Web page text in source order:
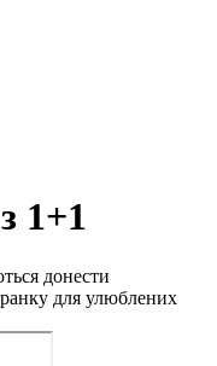
1+1
донести
для улюблених